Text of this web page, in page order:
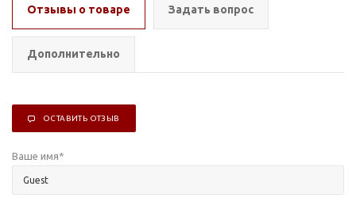
Отзывы о товаре Задать вопрос
Дополнительно
ОСТАВИТЬ ОТЗЫВ
Ваше имя*